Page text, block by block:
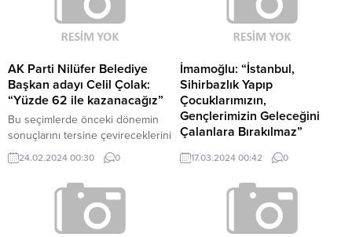
AK Parti Nilüfer Belediye
Başkan adayı Celil Çolak:
“Yüzde 62 ile kazanacağız”
Bu seçimlerde önceki dönemin
sonuçlarını tersine çevireceklerini
belirten AK Parti Nilüfer Belediye
Başkan adayı Celil Çolak, yüzde
62'i Nilüfer'i hak ettiği
belediyeciliğe kazandıracaklarını
24.02.2024 00:30 0
İmamoğlu: “İstanbul,
Sihirbazlık Yapıp
Çocuklarımızın,
Gençlerimizin Geleceğini
Çalanlara Bırakılmaz”
Sancaktepe ve Çekmeköy’de
CHP adaylarıyla birlikte ilçe turu
yapan İBB Başkanı Ekrem
İmamoğlu, halk buluşmasında
konuşt "Bu şehir, rantçılara
bırakılamaz” diyen İmamoğlu, “Bu
17.03.2024 00:42 0